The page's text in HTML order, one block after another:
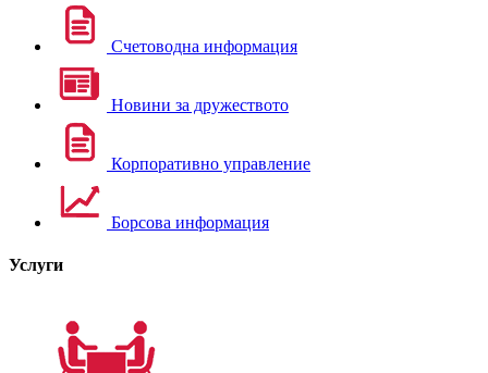
Счетоводна информация
Новини за дружеството
Корпоративно управление
Борсова информация
Услуги